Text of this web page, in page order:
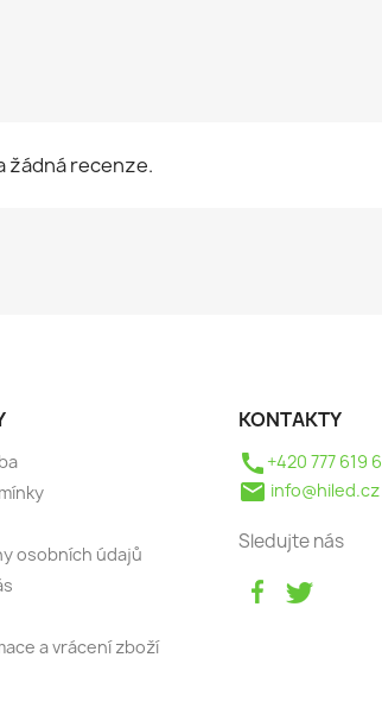
žádná recenze.
osobních údajů
a vrácení zboží
KONTAKTY
call +420 777 619
mail info@hiled.cz
Sledujte nás